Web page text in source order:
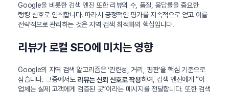
Google을 비롯한 검색 엔진 또한 리뷰의 수, 품질, 응답률을 중요한
랭킹 신호로 인식합니다. 따라서 긍정적인 평가를 지속적으로 얻고 이를
전략적으로 관리하는 것은 지역 검색 최적화의 핵심입니다.
리뷰가 로컬 SEO에 미치는 영향
Google의 지역 검색 알고리즘은 ‘관련성, 거리, 평판’을 핵심 기준으로
삼습니다. 그중에서도 리뷰는 신뢰 신호로 작용하여, 검색 엔진에게 “이
업체는 실제 고객에게 검증된 곳”이라는 메시지를 전달합니다. 또한 검색